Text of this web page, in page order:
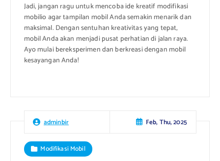
Jadi, jangan ragu untuk mencoba ide kreatif modifikasi
mobilio agar tampilan mobil Anda semakin menarik dan
maksimal. Dengan sentuhan kreativitas yang tepat,
mobil Anda akan menjadi pusat perhatian di jalan raya.
Ayo mulai bereksperimen dan berkreasi dengan mobil
kesayangan Anda!
adminbir Feb, Thu, 2025
Modifikasi Mobil